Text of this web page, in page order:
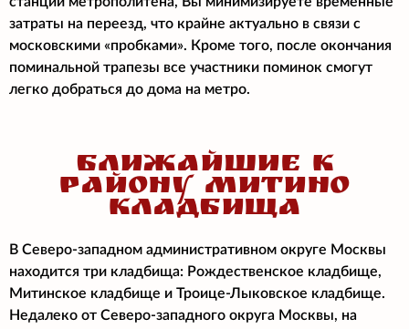
затраты на переезд, что крайне актуально в связи с
московскими «пробками». Кроме того, после окончания
поминальной трапезы все участники поминок смогут
легко добраться до дома на метро.
БЛИЖАЙШИЕ К
РАЙОНУ МИТИНО
КЛАДБИЩА
В Северо-западном административном округе Москвы
находится три кладбища: Рождественское кладбище,
Митинское кладбище и Троице-Лыковское кладбище.
Недалеко от Северо-западного округа Москвы, на